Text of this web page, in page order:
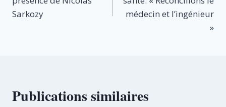
l’article
Sarkozy
médecin et l’ingénieur
»
Publications similaires